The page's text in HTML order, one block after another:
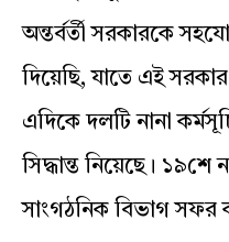
অন্তর্বর্তী সরকারকে
দিয়েছি, যাতে এই সরকার
এদিকে দলটি নানা
সিদ্ধান্ত নিয়েছে। ১৯শে
সাংগঠনিক বিভাগ সফর